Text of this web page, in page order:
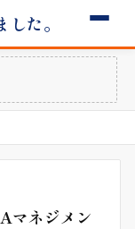
た。
ネジメン